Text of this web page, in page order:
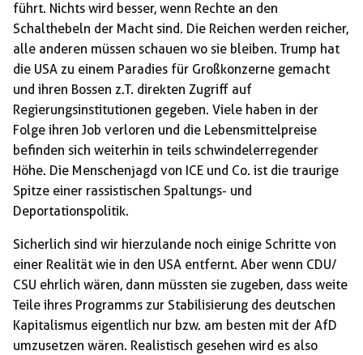
führt. Nichts wird besser, wenn Rechte an den
Schalthebeln der Macht sind. Die Reichen werden reicher,
alle anderen müssen schauen wo sie bleiben. Trump hat
die USA zu einem Paradies für Großkonzerne gemacht
und ihren Bossen z.T. direkten Zugriff auf
Regierungsinstitutionen gegeben. Viele haben in der
Folge ihren Job verloren und die Lebensmittelpreise
befinden sich weiterhin in teils schwindelerregender
Höhe. Die Menschenjagd von ICE und Co. ist die traurige
Spitze einer rassistischen Spaltungs- und
Deportationspolitik.
Sicherlich sind wir hierzulande noch einige Schritte von
einer Realität wie in den USA entfernt. Aber wenn CDU/
CSU ehrlich wären, dann müssten sie zugeben, dass weite
Teile ihres Programms zur Stabilisierung des deutschen
Kapitalismus eigentlich nur bzw. am besten mit der AfD
umzusetzen wären. Realistisch gesehen wird es also